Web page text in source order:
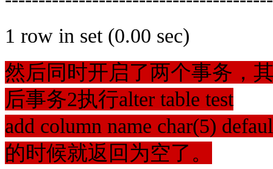
1 row in set (0.00 sec)
然后同时开启了两个事务，
后事务2执行alter table test
add column name char(5)
的时候就返回为空了。